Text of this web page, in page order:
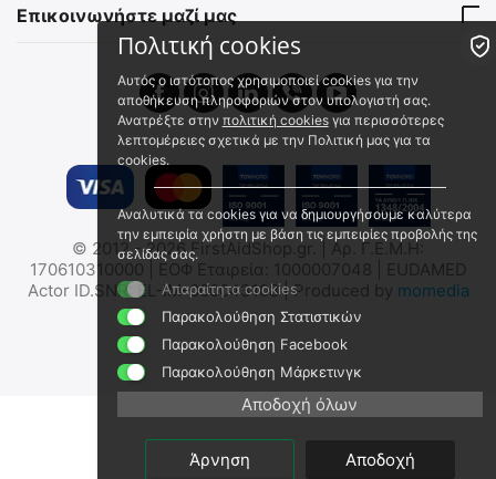
εργάσιμες
(χωρίς ΦΠΑ)
€3.00
€ 2.42
Κάλυμα διακοπτών φακού
Nitecore TIP - Κλίπ ζώνης
9110100920
Άμεσα διαθέσιμο
Αποστολή σε 1 εως 3
(χωρίς ΦΠΑ)
ΤΖΑΜΙ ΦΑΚΟΥ NITECORE
για TM03 με διάμετρο
36mm
9110101010
Άμεσα διαθέσιμο
Αποστολή σε 1 εως 3
εργάσιμες
€9.50
€7.66(χωρίς ΦΠΑ)
Επικοινωνήστε μαζί μας
© 2012 - 2026 FirstAidShop.gr. | Αρ. Γ.Ε.Μ.Η:
170610310000 | ΕΟΦ Εταιρεία: 1000007048 | EUDAMED
Actor ID.SNR: EL-IM-000043108 | Produced by momedia
Πολιτική cookies
Αυτός ο ιστότοπος χρησιμοποιεί cookies για την
αποθήκευση πληροφοριών στον υπολογιστή σας.
Ανατρέξτε στην πολιτική cookiesγια περισσότερες
λεπτομέρειες σχετικά με την Πολιτική μας για τα
cookies.
Αναλυτικά τα cookies για να δημιουργήσουμε καλύτερα
την εμπειρία χρήστη με βάση τις εμπειρίες προβολής της
σελίδας σας.
Απαραίτητα cookies
Παρακολούθηση Στατιστικών
Παρακολούθηση Facebook
Παρακολούθηση Μάρκετινγκ
Αποδοχή όλων
Άρνηση Αποδοχή